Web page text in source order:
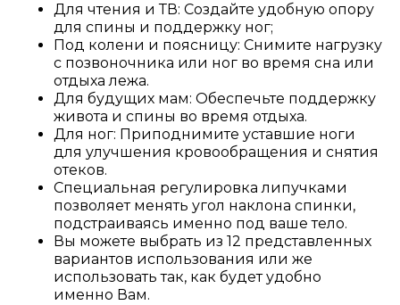
Для чтения и ТВ: Создайте удобную опору
для спины и поддержку ног;
Под колени и поясницу: Снимите нагрузку
с позвоночника или ног во время сна или
отдыха лежа.
Для будущих мам: Обеспечьте поддержку
живота и спины во время отдыха.
Для ног: Приподнимите уставшие ноги
для улучшения кровообращения и снятия
отеков.
Специальная регулировка липучками
позволяет менять угол наклона спинки,
подстраиваясь именно под ваше тело.
Вы можете выбрать из 12 представленных
вариантов использования или же
использовать так, как будет удобно
именно Вам.